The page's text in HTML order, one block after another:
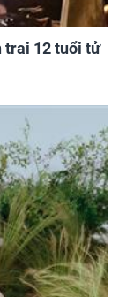
trai 12 tuổi tử